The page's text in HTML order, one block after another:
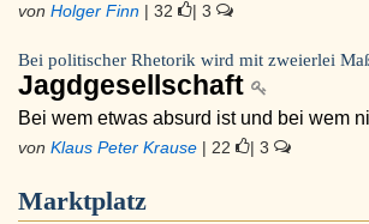
von Holger Finn | 32 | 3
Bei politischer Rhetorik wird mit zweierlei
Jagdgesellschaft
Bei wem etwas absurd ist und bei wem
von Klaus Peter Krause | 22 | 3
Marktplatz